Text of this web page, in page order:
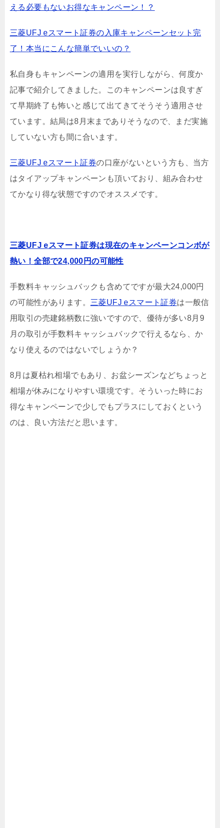
える必要もないお得なキャンペーン！？
三菱UFJ eスマート証券の入庫キャンペーンセット完
了！本当にこんな簡単でいいの？
私自身もキャンペーンの適用を実行しながら、何度か
記事で紹介してきました。このキャンペーンは良すぎ
て早期終了も怖いと感じて出てきてそうそう適用させ
ています。結局は8月末までありそうなので、まだ実施
していない方も間に合います。
三菱UFJ eスマート証券の口座がないという方も、当方
はタイアップキャンペーンも頂いており、組み合わせ
てかなり得な状態ですのでオススメです。
三菱UFJ eスマート証券は現在のキャンペーンコンボが
熱い！全部で24,000円の可能性
手数料キャッシュバックも含めてですが最大24,000円
の可能性があります。 三菱UFJ eスマート証券は一般信
用取引の売建銘柄数に強いですので、優待が多い8月9
月の取引が手数料キャッシュバックで行えるなら、か
なり使えるのではないでしょうか？
8月は夏枯れ相場でもあり、お盆シーズンなどちょっと
相場が休みになりやすい環境です。そういった時にお
得なキャンペーンで少しでもプラスにしておくという
のは、良い方法だと思います。